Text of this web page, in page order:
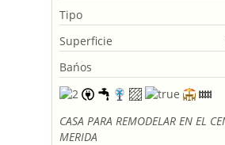
Tipo
Superficie
Bańos
CASA PARA REMODELAR EN EL
MERIDA